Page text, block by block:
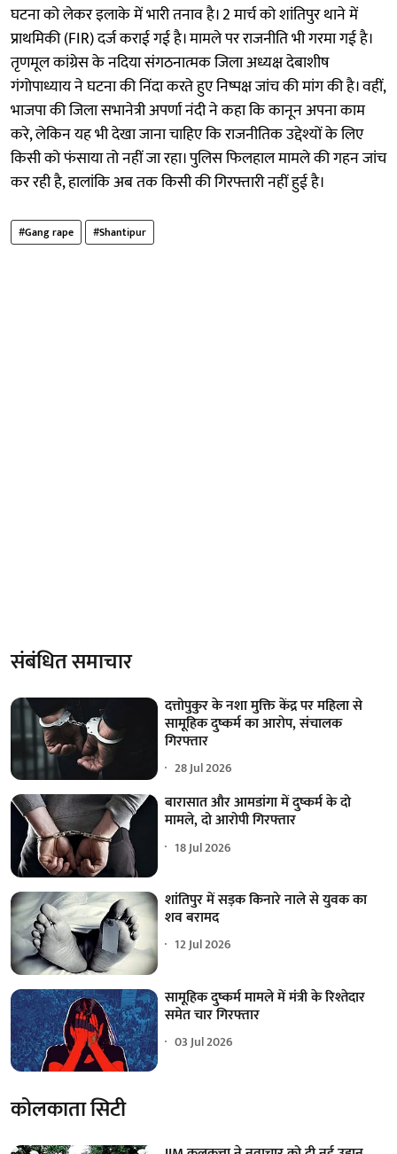
घटना को लेकर इलाके में भारी तनाव है। 2 मार्च को शांतिपुर थाने में
प्राथमिकी (FIR) दर्ज कराई गई है। मामले पर राजनीति भी गरमा गई है।
तृणमूल कांग्रेस के नदिया संगठनात्मक जिला अध्यक्ष देबाशीष
गंगोपाध्याय ने घटना की निंदा करते हुए निष्पक्ष जांच की मांग की है। वहीं,
भाजपा की जिला सभानेत्री अपर्णा नंदी ने कहा कि कानून अपना काम
करे, लेकिन यह भी देखा जाना चाहिए कि राजनीतिक उद्देश्यों के लिए
किसी को फंसाया तो नहीं जा रहा। पुलिस फिलहाल मामले की गहन जांच
कर रही है, हालांकि अब तक किसी की गिरफ्तारी नहीं हुई है।
#Gang rape #Shantipur
संबंधित समाचार
दत्तोपुकुर के नशा मुक्ति केंद्र पर महिला से
सामूहिक दुष्कर्म का आरोप, संचालक
गिरफ्तार
28 Jul 2026
बारासात और आमडांगा में दुष्कर्म के दो
मामले, दो आरोपी गिरफ्तार
18 Jul 2026
शांतिपुर में सड़क किनारे नाले से युवक का
शव बरामद
12 Jul 2026
सामूहिक दुष्कर्म मामले में मंत्री के रिश्तेदार
समेत चार गिरफ्तार
03 Jul 2026
कोलकाता सिटी